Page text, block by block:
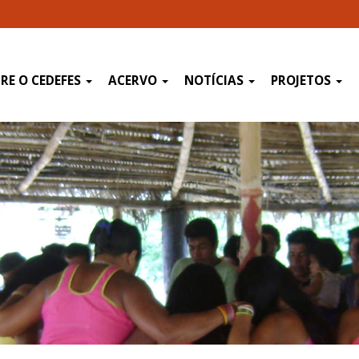
O CEDEFES ACERVO NOTÍCIAS PROJETOS